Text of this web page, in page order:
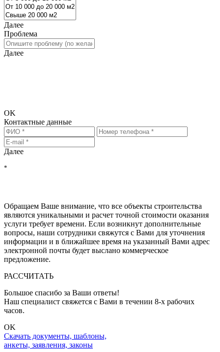
Далее
Проблема
Далее
OK
Контактные данные
Далее
*
Обращаем Ваше внимание, что все объекты строительства
являются уникальными и расчет точной стоимости оказания
услуги требует времени. Если возникнут дополнительные
вопросы, наши сотрудники свяжутся с Вами для уточнения
информации и в ближайшее время на указанный Вами адрес
электронной почты будет выслано коммерческое
предложение.
РАССЧИТАТЬ
Большое спасибо за Ваши ответы!
Наш специалист свяжется с Вами в течении 8-x рабочих
часов.
OK
Скачать документы, шаблоны,
анкеты, заявления, законы